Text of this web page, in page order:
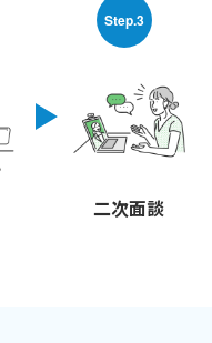
Step.3
二次面談